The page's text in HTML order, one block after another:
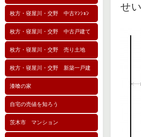
枚方・寝屋川・交野 中古ﾏﾝｼｮﾝ
枚方・寝屋川・交野 中古戸建て
枚方・寝屋川・交野 売り土地
枚方・寝屋川・交野 新築一戸建
漆喰の家
自宅の売値を知ろう
茨木市 マンション
せ